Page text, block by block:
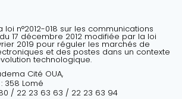
loi n°2012-018 sur les communications
17 décembre 2012 modifiée par la loi
2019 pour réguler les marchés de
et des postes dans un contexte
technologique.
Cité OUA,
358 Lomé
/ 22 23 63 63 / 22 23 63 94